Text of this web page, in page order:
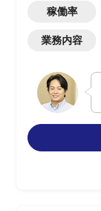
稼働率
業務内容